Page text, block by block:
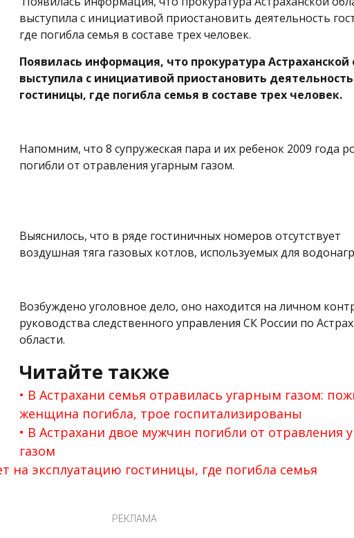
выступила с инициативой приостановить деятельность
где погибла семья в составе трех человек.
Появилась информация, что прокуратура Астраханской
выступила с инициативой приостановить деятельность
гостиницы, где погибла семья в составе трех человек.
Напомним, что 8 супружеская пара и их ребенок 2009 года
погибли от отравления угарным газом.
Выяснилось, что в ряде гостиничных номеров отсутствует
воздушная тяга газовых котлов, используемых для
Возбуждено уголовное дело, оно находится на личном
руководства следственного управления СК России по
области.
Читайте также
В Астрахани семья отравилась угарным газом:
женщина погибла, трое госпитализированы
В Астрахани двое мужчин погибли от отравления
газом
на эксплуатацию гостиницы, где погибла семья
РЕКЛАМА